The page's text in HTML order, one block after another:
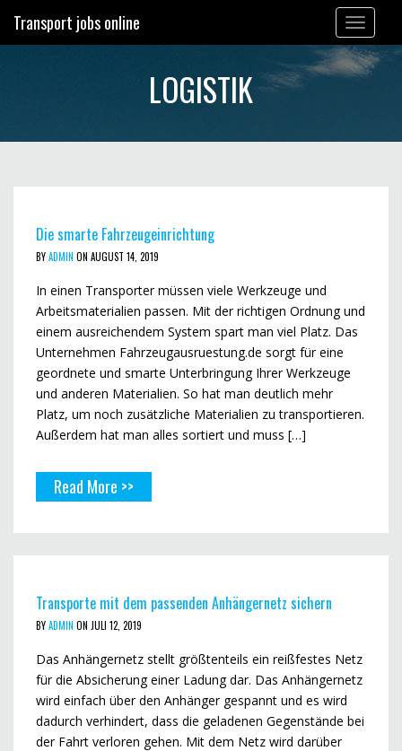
Toggle
navigation
Transport jobs online
LOGISTIK
Die smarte Fahrzeugeinrichtung
BYADMIN ON AUGUST 14, 2019
In einen Transporter müssen viele Werkzeuge und
Arbeitsmaterialien passen. Mit der richtigen Ordnung und
einem ausreichendem System spart man viel Platz. Das
Unternehmen Fahrzeugausruestung.de sorgt für eine
geordnete und smarte Unterbringung Ihrer Werkzeuge
und anderen Materialien. So hat man deutlich mehr
Platz, um noch zusätzliche Materialien zu transportieren.
Außerdem hat man alles sortiert und muss […]
Read More >>
Transporte mit dem passenden Anhängernetz sichern
BYADMIN ON JULI 12, 2019
Das Anhängernetz stellt größtenteils ein reißfestes Netz
für die Absicherung einer Ladung dar. Das Anhängernetz
wird einfach über den Anhänger gespannt und es wird
dadurch verhindert, dass die geladenen Gegenstände bei
der Fahrt verloren gehen. Mit dem Netz wird darüber